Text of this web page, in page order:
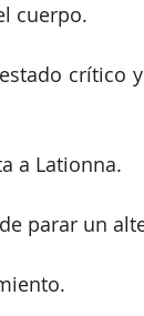
cuerpo.
crítico
a Lationna.
parar un